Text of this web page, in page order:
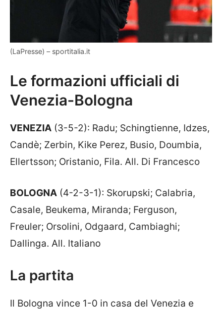
(LaPresse) – sportitalia.it
Le formazioni ufficiali di
Venezia-Bologna
VENEZIA (3-5-2): Radu; Schingtienne, Idzes,
Candè; Zerbin, Kike Perez, Busio, Doumbia,
Ellertsson; Oristanio, Fila. All. Di Francesco
BOLOGNA (4-2-3-1): Skorupski; Calabria,
Casale, Beukema, Miranda; Ferguson,
Freuler; Orsolini, Odgaard, Cambiaghi;
Dallinga. All. Italiano
La partita
Il Bologna vince 1-0 in casa del Venezia e